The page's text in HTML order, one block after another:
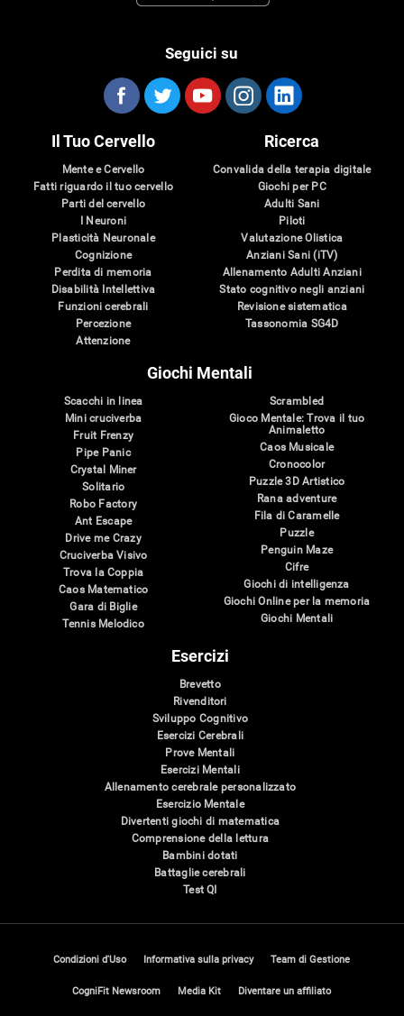
Seguici su
Il Tuo Cervello
Mente e Cervello
Fatti riguardo il tuo cervello
Parti del cervello
I Neuroni
Plasticità Neuronale
Cognizione
Perdita di memoria
Disabilità Intellettiva
Funzioni cerebrali
Percezione
Attenzione
Ricerca
Convalida della terapia digitale
Giochi per PC
Adulti Sani
Piloti
Valutazione Olistica
Anziani Sani (iTV)
Allenamento Adulti Anziani
Stato cognitivo negli anziani
Revisione sistematica
Tassonomia SG4D
Giochi Mentali
Scacchi in linea
Mini cruciverba
Fruit Frenzy
Pipe Panic
Crystal Miner
Solitario
Robo Factory
Ant Escape
Drive me Crazy
Cruciverba Visivo
Trova la Coppia
Caos Matematico
Gara di Biglie
Tennis Melodico
Scrambled
Gioco Mentale: Trova il tuo
Animaletto
Caos Musicale
Cronocolor
Puzzle 3D Artistico
Rana adventure
Fila di Caramelle
Puzzle
Penguin Maze
Cifre
Giochi di intelligenza
Giochi Online per la memoria
Giochi Mentali
Esercizi
Brevetto
Rivenditori
Sviluppo Cognitivo
Esercizi Cerebrali
Prove Mentali
Esercizi Mentali
Allenamento cerebrale personalizzato
Esercizio Mentale
Divertenti giochi di matematica
Comprensione della lettura
Bambini dotati
Battaglie cerebrali
Test QI
Condizioni d'Uso Informativa sulla privacy Team di Gestione
CogniFit Newsroom Media Kit Diventare un affiliato